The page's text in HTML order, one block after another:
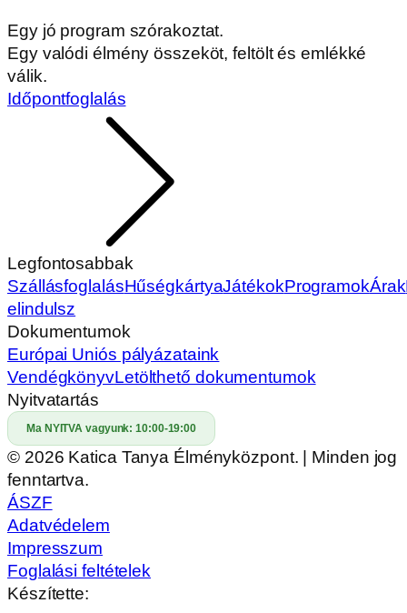
Egy jó program szórakoztat.
Egy valódi élmény összeköt, feltölt és emlékké
válik.
Időpontfoglalás
Legfontosabbak
SzállásfoglalásHűségkártyaJátékokProgramokÁrak
elindulsz
Dokumentumok
Európai Uniós pályázataink
VendégkönyvLetölthető dokumentumok
Nyitvatartás
Ma NYITVA vagyunk:10:00-19:00
© 2026 Katica Tanya Élményközpont. | Minden jog
fenntartva.
ÁSZF
Adatvédelem
Impresszum
Foglalási feltételek
Készítette: